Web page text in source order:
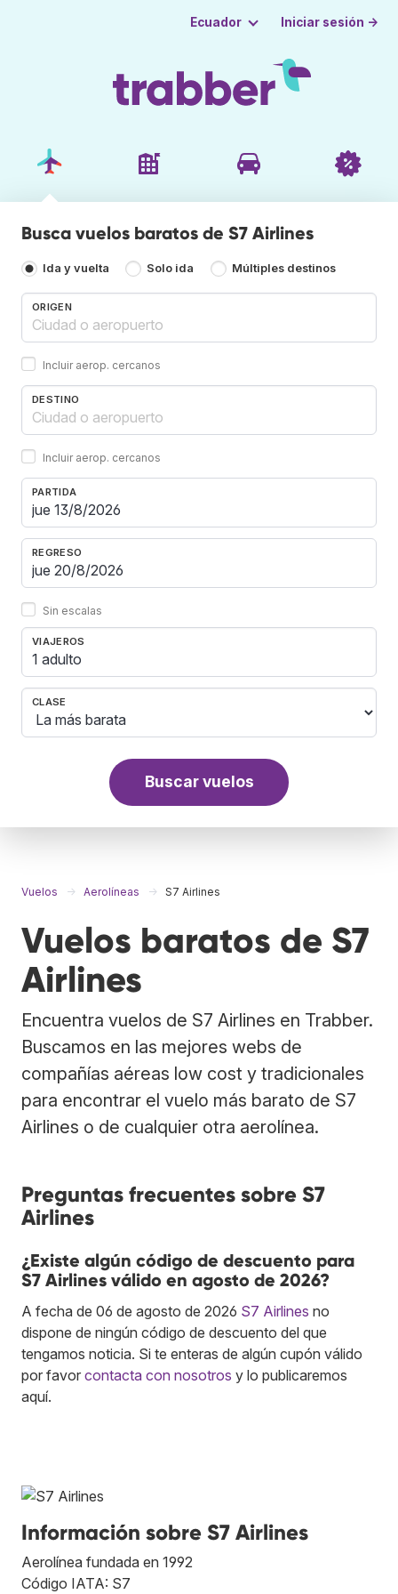
Ecuador Iniciar sesión →
Busca vuelos baratos de S7 Airlines
Ida y vuelta Solo ida Múltiples destinos
ORIGEN
Incluir aerop. cercanos
DESTINO
Incluir aerop. cercanos
PARTIDA
REGRESO
Sin escalas
VIAJEROS
1 adulto
CLASE
Buscar vuelos
Vuelos Aerolíneas S7 Airlines
Vuelos baratos de S7
Airlines
Encuentra vuelos de S7 Airlines en Trabber.
Buscamos en las mejores webs de
compañías aéreas low cost y tradicionales
para encontrar el vuelo más barato de S7
Airlines o de cualquier otra aerolínea.
Preguntas frecuentes sobre S7
Airlines
¿Existe algún código de descuento para
S7 Airlines válido en agosto de 2026?
A fecha de 06 de agosto de 2026 S7 Airlines no
dispone de ningún código de descuento del que
tengamos noticia. Si te enteras de algún cupón válido
por favor contacta con nosotros y lo publicaremos
aquí.
Información sobre S7 Airlines
Aerolínea fundada en 1992
Código IATA: S7